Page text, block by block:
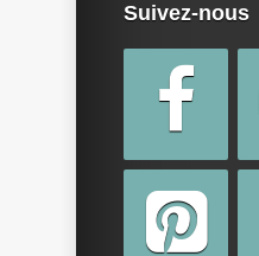
Suivez-nous